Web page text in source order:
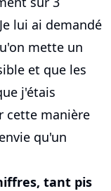
lui ai demandé
mette un
et que les
j'étais
cette manière
qu'un
tant pis